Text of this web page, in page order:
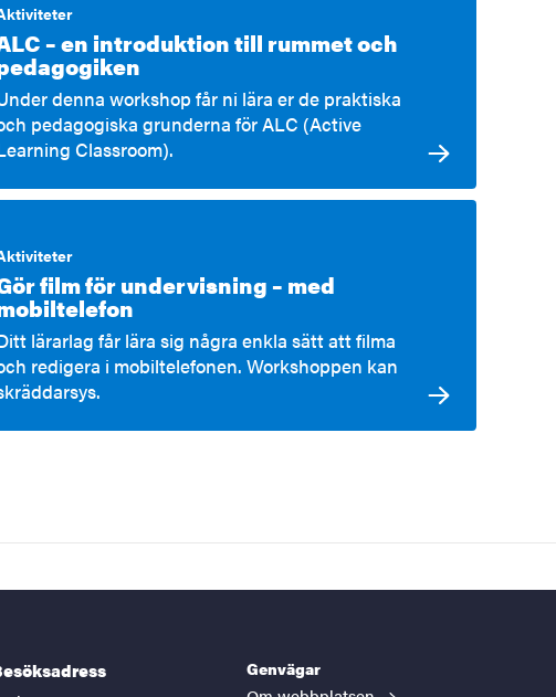
– en introduktion till rummet och
denna workshop får ni lära er de praktiska
pedagogiska grunderna för ALC (Active
Classroom).
film för undervisning – med
lärarlag får lära sig några enkla sätt att filma
redigera i mobiltelefonen. Workshoppen kan
Genvägar